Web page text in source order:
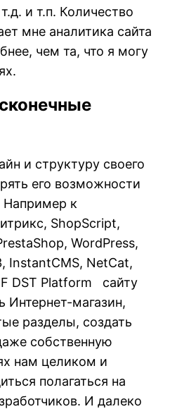
и т.п. Количество
мне аналитика сайта
чем та, что я могу
и структуру своего
его возможности
Например к
ShopScript,
WordPress,
InstantCMS, NetCat,
DST Platform сайту
магазин,
разделы, создать
собственную
нам целиком и
полагаться на
И далеко